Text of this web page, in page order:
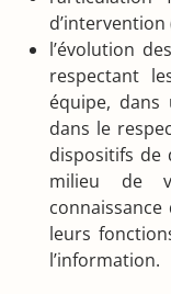
l’évolution
respectant
équipe, dans
dans le
dispositifs de
milieu de
leurs
l’information.